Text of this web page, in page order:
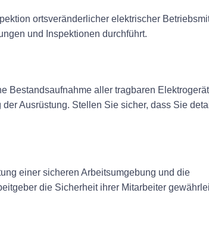
ortsveränderlicher elektrischer
und Inspektionen durchführt.
Bestandsaufnahme aller tragbaren
Ausrüstung. Stellen Sie sicher, dass Sie
einer sicheren Arbeitsumgebung und die
die Sicherheit ihrer Mitarbeiter